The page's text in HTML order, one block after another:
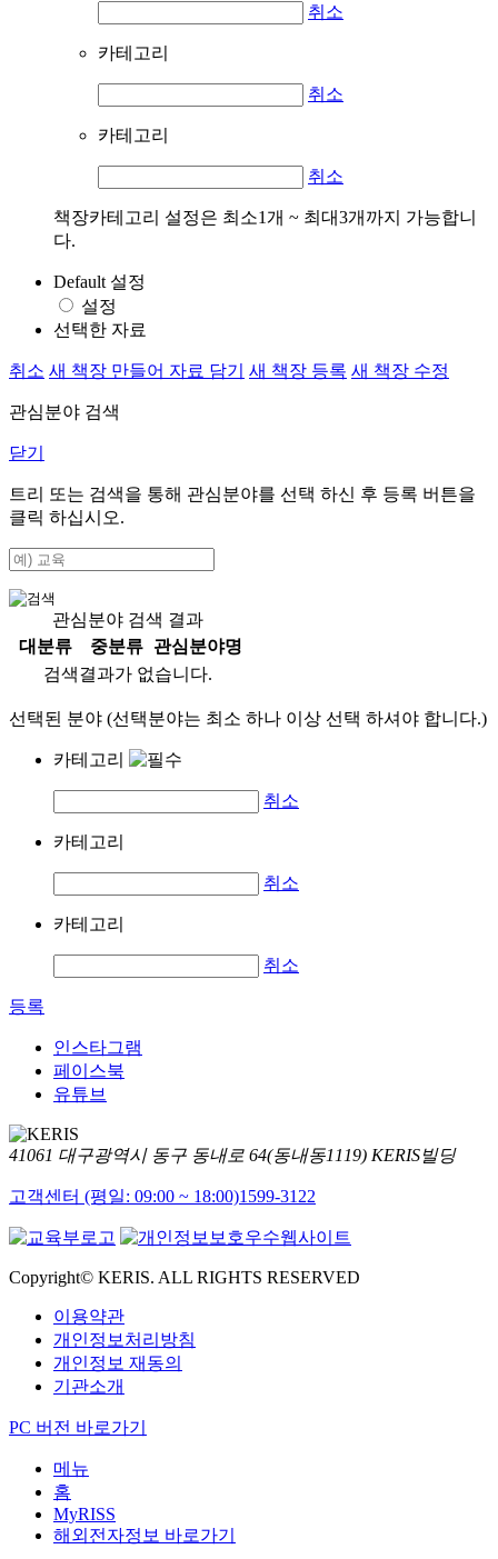
취소
카테고리
취소
카테고리
취소
책장카테고리 설정은 최소1개 ~ 최대3개까지 가능합니
다.
Default 설정
설정
선택한 자료
취소 새 책장 만들어 자료 담기 새 책장 등록 새 책장 수정
관심분야 검색
닫기
트리 또는 검색을 통해 관심분야를 선택 하신 후 등록 버튼을
클릭 하십시오.
관심분야 검색 결과
대분류
중분류
관심분야명
검색결과가 없습니다.
선택된 분야 (선택분야는 최소 하나 이상 선택 하셔야 합니다.)
카테고리
취소
카테고리
취소
카테고리
취소
등록
인스타그램
페이스북
유튜브
41061 대구광역시 동구 동내로 64(동내동1119) KERIS빌딩
고객센터 (평일: 09:00 ~ 18:00)1599-3122
Copyright© KERIS. ALL RIGHTS RESERVED
이용약관
개인정보처리방침
개인정보 재동의
기관소개
PC 버전 바로가기
메뉴
홈
MyRISS
해외전자정보 바로가기